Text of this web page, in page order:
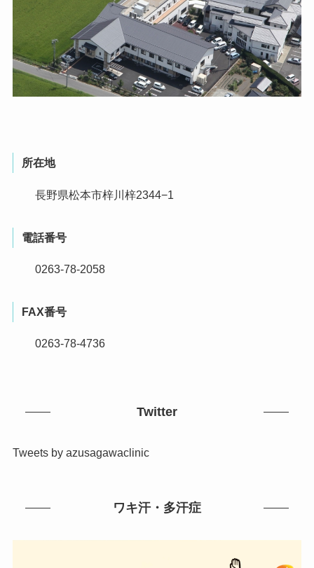
所在地
長野県松本市梓川梓2344−1
電話番号
0263-78-2058
FAX番号
0263-78-4736
Twitter
Tweets by azusagawaclinic
ワキ汗・多汗症